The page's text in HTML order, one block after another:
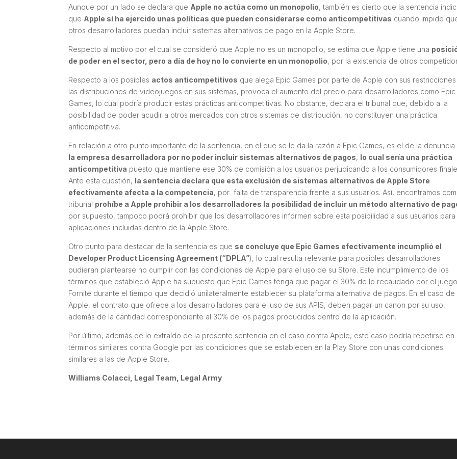
Aunque por un lado se declara que Apple no actúa como un monopolio, también es cierto que la sentencia
que Apple sí ha ejercido unas políticas que pueden considerarse como anticompetitivas cuando impide
otros desarrolladores puedan incluir sistemas alternativos de pago en la Apple Store.
Respecto al motivo por el cual se consideró que Apple no es un monopolio, se estima que Apple tiene una
de poder en el sector, pero a día de hoy no lo convierte en un monopolio, por la existencia de otros
Respecto a los posibles actos anticompetitivos que alega Epic Games por parte de Apple con sus
las distribuciones de videojuegos en sus sistemas, provoca el aumento del precio para desarrolladores como Epic
Games, lo cual podría producir estas prácticas anticompetitivas. No obstante, declara el tribunal que, debido a la
posibilidad de poder acudir a otros mercados con otros sistemas de distribución, no constituyen una práctica
anticompetitiva.
En relación a otro punto importante de la sentencia, en el que se le da la razón a Epic Games, es el de la
la empresa desarrolladora por no poder incluir sistemas alternativos de pagos, lo cual sería una práctica
anticompetitiva puesto que mantiene ese 30% de comisión a los usuarios perjudicando a los consumidores
Ante esta cuestión, la sentencia declara que esta exclusión de sistemas alternativos de Apple Store
efectivamente afecta a la competencia, por falta de transparencia frente a sus usuarios. Así, encontramos
tribunal prohíbe a Apple prohibir a los desarrolladores la posibilidad de incluir un método alternativo de
por supuesto, tampoco podrá prohibir que los desarrolladores informen sobre esta posibilidad a sus usuarios para
aplicaciones incluidas dentro de la Apple Store.
Otro punto para destacar de la sentencia es que se concluye que Epic Games efectivamente incumplió el
Developer Product Licensing Agreement (“DPLA”), lo cual resulta relevante para posibles desarrolladores
pudieran plantearse no cumplir con las condiciones de Apple para el uso de su Store. Este incumplimiento de los
términos que estableció Apple ha supuesto que Epic Games tenga que pagar el 30% de lo recaudado por el
Fornite durante el tiempo que decidió unilateralmente establecer su plataforma alternativa de pagos. En el caso de
Apple, el contrato que ofrece a los desarrolladores para el uso de sus APIS, deben pagar un canon por su uso,
además de la cantidad correspondiente al 30% de los pagos producidos dentro de la aplicación.
Por último, además de lo extraído de la presente sentencia en el caso contra Apple, este caso podría repetirse en
términos similares contra Google por las condiciones que se establecen en la Play Store con unas condiciones
similares a las de Apple Store.
Williams Colacci, Legal Team, Legal Army